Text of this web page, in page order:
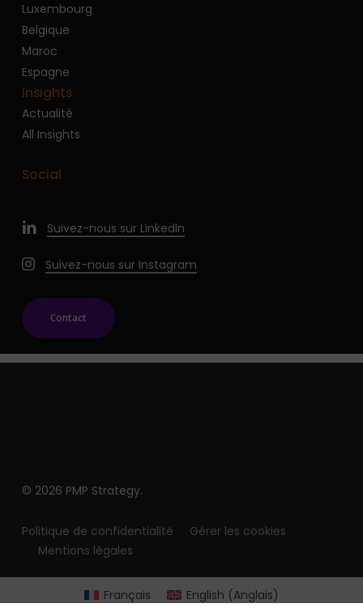
Luxembourg
Belgique
Maroc
Espagne
Insights
Actualité
All Insights
Social
Suivez-nous sur LinkedIn
Suivez-nous sur Instagram
Contact
© 2026 PMP Strategy.
Politique de confidentialité
Gérer les cookies
Mentions légales
Français English (Anglais)